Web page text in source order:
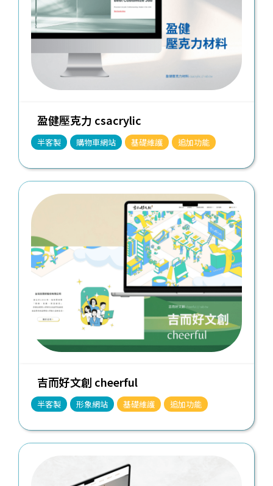
盈健壓克力 csacrylic
半客製 購物車網站 基礎維護 追加功能
吉而好文創 cheerful
半客製 形象網站 基礎維護 追加功能